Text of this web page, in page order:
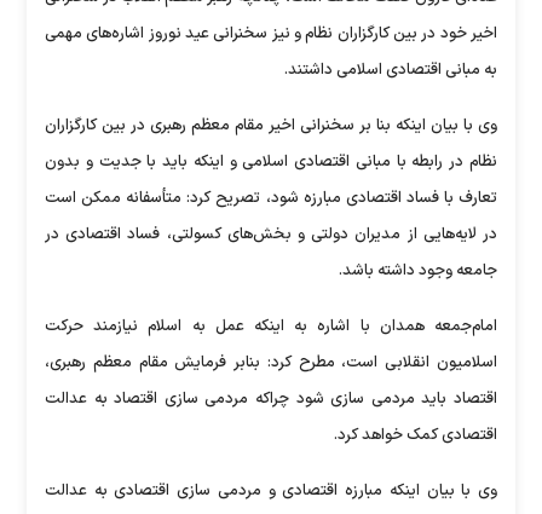
اخیر خود در بین کارگزاران نظام و نیز سخنرانی عید نوروز اشاره‌های مهمی
به مبانی اقتصادی اسلامی داشتند.
وی با بیان اینکه بنا بر سخنرانی اخیر مقام معظم رهبری در بین کارگزاران
نظام در رابطه با مبانی اقتصادی اسلامی و اینکه باید با جدیت و بدون
تعارف با فساد اقتصادی مبارزه شود، تصریح کرد: متأسفانه ممکن است
در لایه‌هایی از مدیران دولتی و بخش‌های کسولتی، فساد اقتصادی در
جامعه وجود داشته باشد.
امام‌جمعه همدان با اشاره به اینکه عمل به اسلام نیازمند حرکت
اسلامیون انقلابی است، مطرح کرد: بنابر فرمایش مقام معظم رهبری،
اقتصاد باید مردمی سازی شود چراکه مردمی سازی اقتصاد به عدالت
اقتصادی کمک خواهد کرد.
وی با بیان اینکه مبارزه اقتصادی و مردمی سازی اقتصادی به عدالت